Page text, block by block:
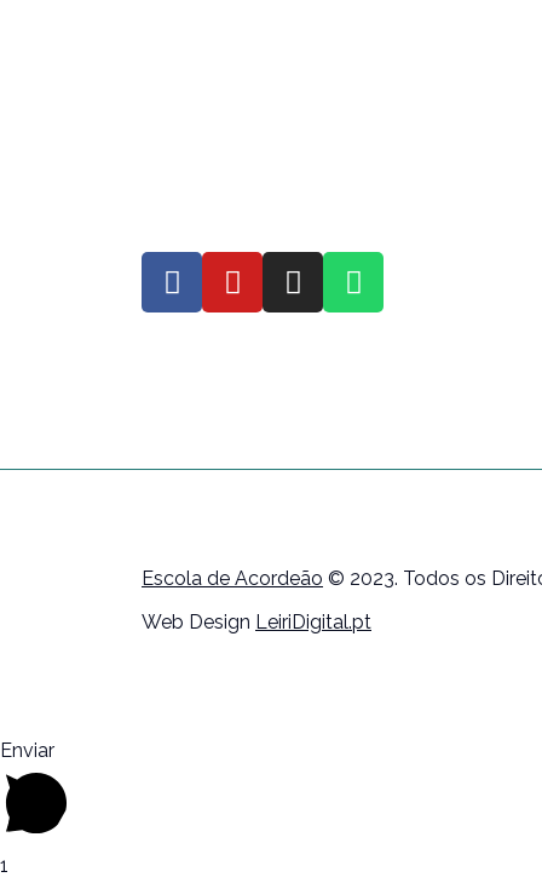
Escola de Acordeão © 2023. Todos os
Web Design LeiriDigital.pt
Enviar
1